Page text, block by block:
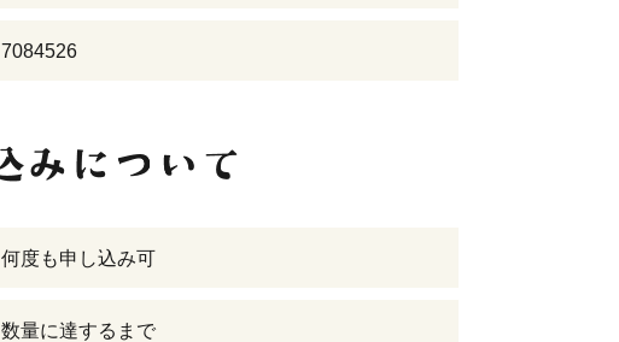
7084526
何度も申し込み可
数量に達するまで